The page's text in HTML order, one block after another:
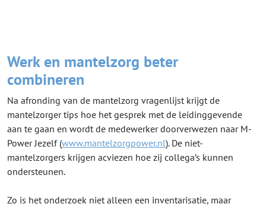
Werk en mantelzorg beter
combineren
Na afronding van de mantelzorg vragenlijst krijgt de
mantelzorger tips hoe het gesprek met de leidinggevende
aan te gaan en wordt de medewerker doorverwezen naar M-
Power Jezelf (www.mantelzorgpower.nl). De niet-
mantelzorgers krijgen acviezen hoe zij collega’s kunnen
ondersteunen.
Zo is het onderzoek niet alleen een inventarisatie, maar